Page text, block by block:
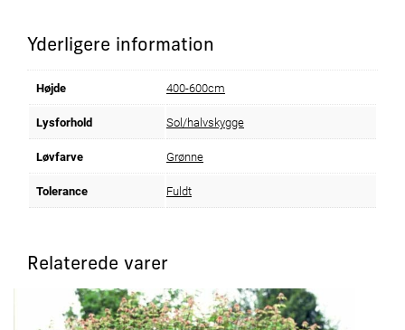
Yderligere information
Højde 400-600cm
Lysforhold Sol/halvskygge
Løvfarve Grønne
Tolerance Fuldt
Relaterede varer